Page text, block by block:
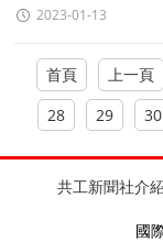
說，至今還有一個久
2023-01-13
首頁 上一頁
28
29 30
共工新聞社介紹
國